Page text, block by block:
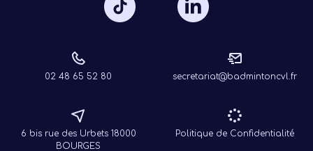
02 48 65 52 80 secretariat@badmintoncvl.fr
6 bis rue des Urbets 18000
BOURGES
Politique de Confidentialité